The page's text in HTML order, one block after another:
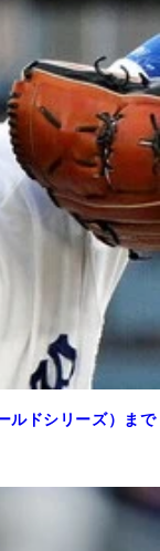
ルドシリーズ）まで